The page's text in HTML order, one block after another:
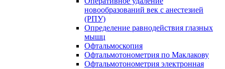
новообразований век с анестезией
(РПУ)
Определение равнодействия глазных
мышц
Офтальмоскопия
Офтальмотонометрия по Маклакову
Офтальмотонометрия электронная